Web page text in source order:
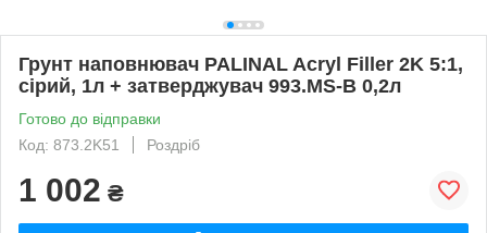
Грунт наповнювач PALINAL Acryl Filler 2K 5:1,
сірий, 1л + затверджувач 993.MS-B 0,2л
Готово до відправки
Код: 873.2K51
Роздріб
1 002 ₴